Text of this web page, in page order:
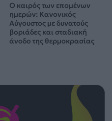
Ο καιρός των επομένων
ημερών: Κανονικός
Αύγουστος με δυνατούς
βοριάδες και σταδιακή
άνοδο της θερμοκρασίας